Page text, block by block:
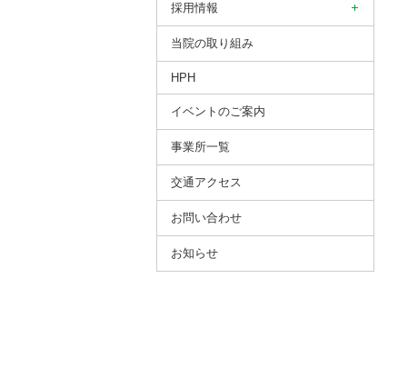
採用情報
当院の取り組み
HPH
イベントのご案内
事業所⼀覧
交通アクセス
お問い合わせ
お知らせ